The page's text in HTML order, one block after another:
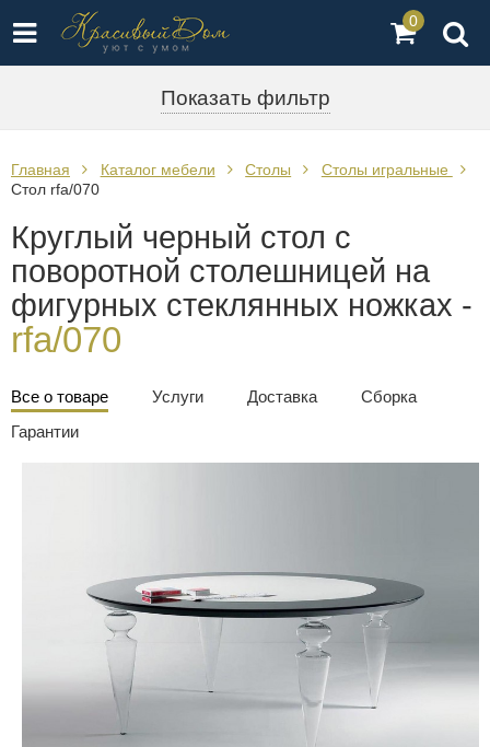
0
Показать фильтр
Главная Каталог мебели Столы
Столы игральные
Стол rfa/070
Круглый черный стол с
поворотной столешницей на
фигурных стеклянных ножках -
rfa/070
Все о товаре Услуги Доставка
Сборка
Гарантии